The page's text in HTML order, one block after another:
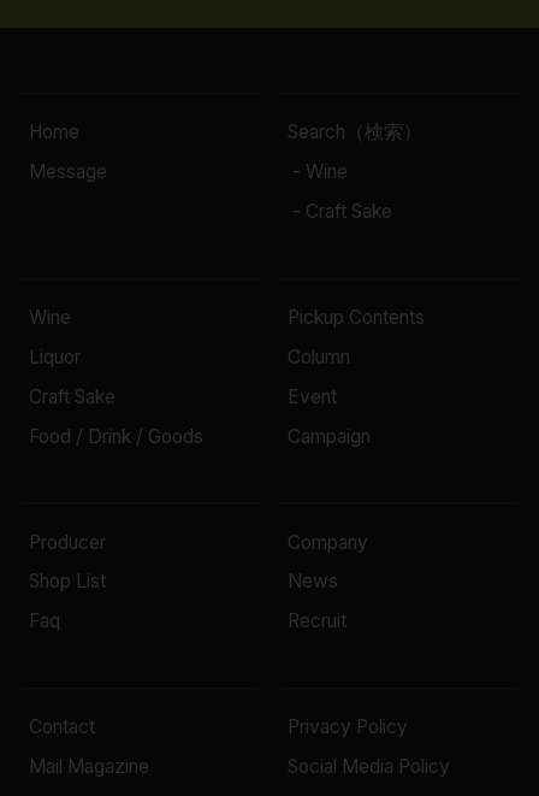
Home
Message
Search（検索）
- Wine
- Craft Sake
Wine
Liquor
Craft Sake
Food / Drink / Goods
Pickup Contents
Column
Event
Campaign
Producer
Shop List
Faq
Company
News
Recruit
Contact
Mail Magazine
Privacy Policy
Social Media Policy